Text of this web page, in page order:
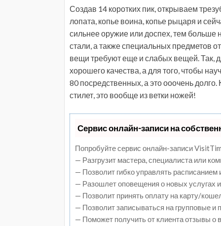
Создав 14 коротких пик, открываем
лопата, копье воина, копье рыцаря и
сильнее оружие или доспех, тем больше
стали, а также специальных предметов
вещи требуют еще и слабых вещей. Так,
хорошего качества, а для того, чтобы
80 посредственных, а это ооочень
стилет, это вообще из ветки ножей!
Сервис онлайн-записи на
Попробуйте сервис онлайн-записи
— Разгрузит мастера, специалиста или
— Позволит гибко управлять расписанием
— Разошлет оповещения о новых услугах
— Позволит принять оплату на карту/
— Позволит записываться на групповые
— Поможет получить от клиента отзывы о